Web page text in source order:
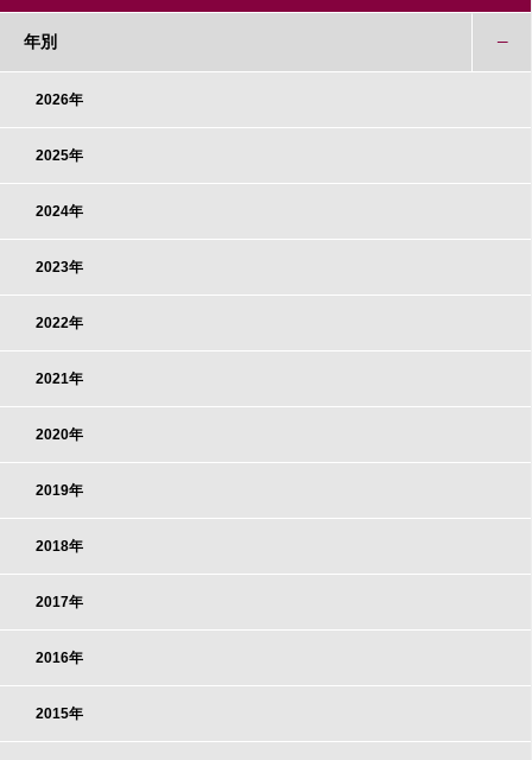
年別
2026年
2025年
2024年
2023年
2022年
2021年
2020年
2019年
2018年
2017年
2016年
2015年